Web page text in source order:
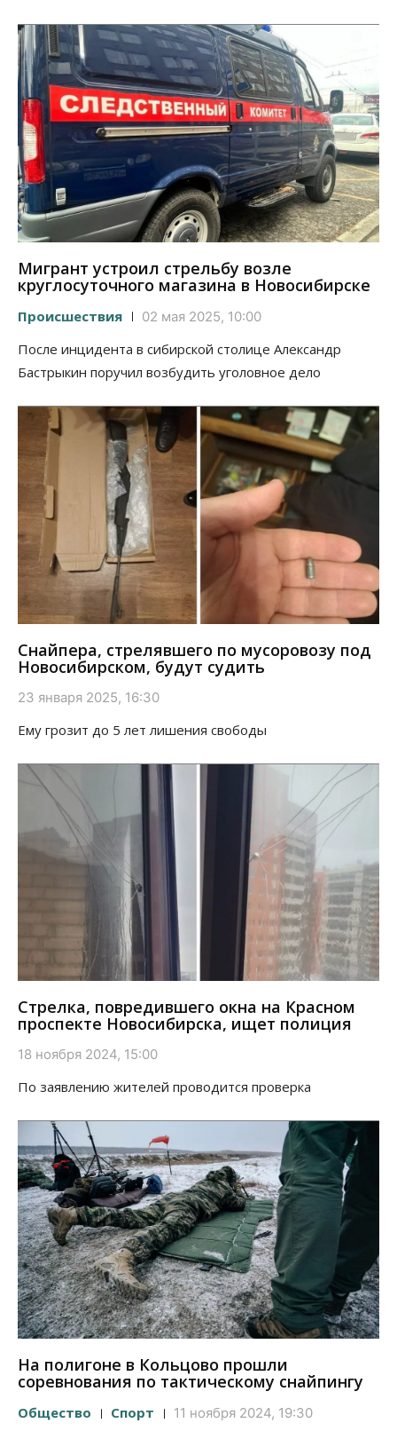
Мигрант устроил стрельбу возле
круглосуточного магазина в Новосибирске
Происшествия 02 мая 2025, 10:00
После инцидента в сибирской столице Александр
Бастрыкин поручил возбудить уголовное дело
Снайпера, стрелявшего по мусоровозу под
Новосибирском, будут судить
23 января 2025, 16:30
Ему грозит до 5 лет лишения свободы
Стрелка, повредившего окна на Красном
проспекте Новосибирска, ищет полиция
18 ноября 2024, 15:00
По заявлению жителей проводится проверка
На полигоне в Кольцово прошли
соревнования по тактическому снайпингу
Общество Спорт 11 ноября 2024, 19:30